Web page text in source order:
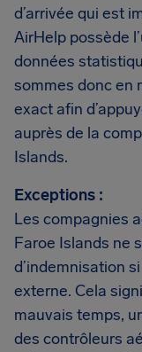
d’arrivée qui est
AirHelp possède
données
sommes donc en
exact afin
auprès de la
Islands.
Exceptions :
Les compagnies
Faroe Islands ne
d’indemnisation
externe. Cela
mauvais temps,
des contrôleurs